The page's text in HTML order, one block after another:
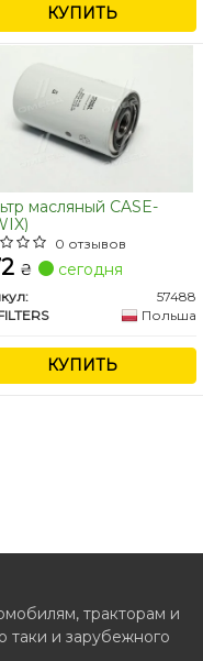
КУПИТЬ
масляный CASE-
0 отзывов
₴ сегодня
57488
Польша
КУПИТЬ
тракторам и
таки и зарубежного